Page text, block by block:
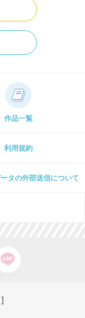
作品一覧
利用規約
タの外部送信について